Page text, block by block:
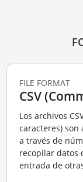
FILE FORMAT
CSV
Los archivos
caracteres)
a través de
recopilar datos
entrada de